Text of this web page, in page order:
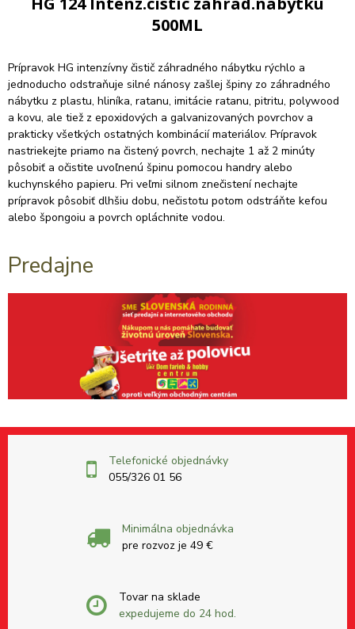
500ML
Prípravok HG intenzívny čistič záhradného nábytku rýchlo a
jednoducho odstraňuje silné nánosy zašlej špiny zo záhradného
nábytku z plastu, hliníka, ratanu, imitácie ratanu, pitritu, polywood
a kovu, ale tiež z epoxidových a galvanizovaných povrchov a
prakticky všetkých ostatných kombinácií materiálov. Prípravok
nastriekejte priamo na čistený povrch, nechajte 1 až 2 minúty
pôsobiť a očistite uvoľnenú špinu pomocou handry alebo
kuchynského papieru. Pri veľmi silnom znečistení nechajte
prípravok pôsobiť dlhšiu dobu, nečistotu potom odstráňte kefou
alebo špongoiu a povrch opláchnite vodou.
Predajne
Telefonické objednávky
055/326 01 56
Minimálna objednávka
pre rozvoz je 49 €
Tovar na sklade
expedujeme do 24 hod.